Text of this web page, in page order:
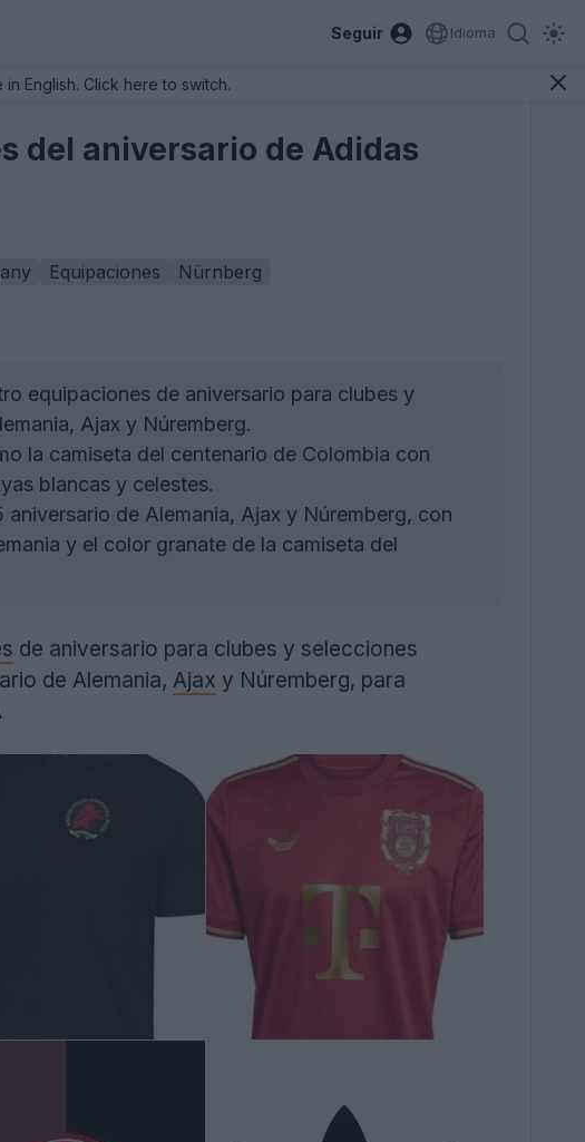
Seguir Idioma
English. Click here to switch.
del aniversario de Adidas
Equipaciones
Nürnberg
equipaciones de aniversario para clubes y
Ajax y Núremberg.
la camiseta del centenario de Colombia con
blancas y celestes.
de Alemania, Ajax y Núremberg, con
y el color granate de la camiseta del
de aniversario para clubes y selecciones
de Alemania, Ajax y Núremberg, para